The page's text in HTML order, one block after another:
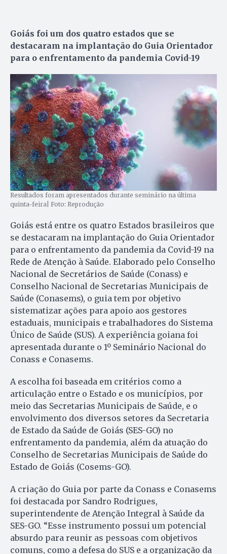
Goiás foi um dos quatro estados que se
destacaram na implantação do Guia Orientador
para o enfrentamento da pandemia Covid-19
Resultados foram apresentados durante seminário na última
quinta-feira| Foto: Reprodução
Goiás está entre os quatro Estados brasileiros que
se destacaram na implantação do Guia Orientador
para o enfrentamento da pandemia da Covid-19 na
Rede de Atenção à Saúde. Elaborado pelo Conselho
Nacional de Secretários de Saúde (Conass) e
Conselho Nacional de Secretarias Municipais de
Saúde (Conasems), o guia tem por objetivo
sistematizar ações para apoio aos gestores
estaduais, municipais e trabalhadores do Sistema
Único de Saúde (SUS). A experiência goiana foi
apresentada durante o 1º Seminário Nacional do
Conass e Conasems.
A escolha foi baseada em critérios como a
articulação entre o Estado e os municípios, por
meio das Secretarias Municipais de Saúde, e o
envolvimento dos diversos setores da Secretaria
de Estado da Saúde de Goiás (SES-GO) no
enfrentamento da pandemia, além da atuação do
Conselho de Secretarias Municipais de Saúde do
Estado de Goiás (Cosems-GO).
A criação do Guia por parte da Conass e Conasems
foi destacada por Sandro Rodrigues,
superintendente de Atenção Integral à Saúde da
SES-GO. “Esse instrumento possui um potencial
absurdo para reunir as pessoas com objetivos
comuns, como a defesa do SUS e a organização da